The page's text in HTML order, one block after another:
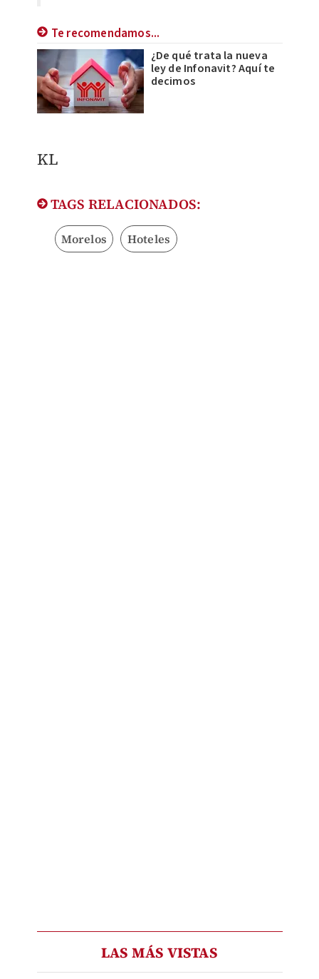
Te recomendamos...
¿De qué trata la nueva
ley de Infonavit? Aquí te
decimos
KL
TAGS RELACIONADOS:
Morelos Hoteles
LAS MÁS VISTAS